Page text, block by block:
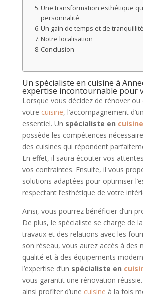
Une transformation esthétique
personnalité
Un gain de temps et de
Notre localisation
Conclusion
Un spécialiste en cuisine à
expertise incontournable pour
Lorsque vous décidez de rénover ou
votre cuisine, l’accompagnement
essentiel. Un spécialiste en
possède les compétences
des cuisines qui répondent
En effet, il saura écouter vos
vos contraintes. Ensuite, il vous
solutions adaptées pour optimiser
respectant l’esthétique de votre
Ainsi, vous pourrez bénéficier d’un
De plus, le spécialiste se charge de
travaux et des relations avec les
son réseau, vous aurez accès à des
qualité et à des équipements
l’expertise d’un spécialiste en
vous garantit une rénovation
ainsi profiter d’une cuisine à la fois